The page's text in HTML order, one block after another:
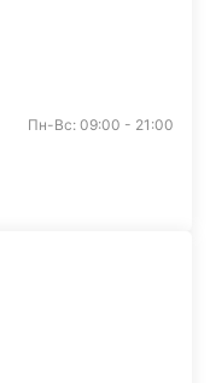
Пн-Вс: 09:00 - 21:00